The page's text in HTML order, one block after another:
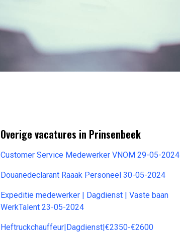
Overige vacatures in Prinsenbeek
Customer Service Medewerker VNOM 29-05-2024
Douanedeclarant Raaak Personeel 30-05-2024
Expeditie medewerker | Dagdienst | Vaste baan
WerkTalent 23-05-2024
Heftruckchauffeur|Dagdienst|€2350-€2600